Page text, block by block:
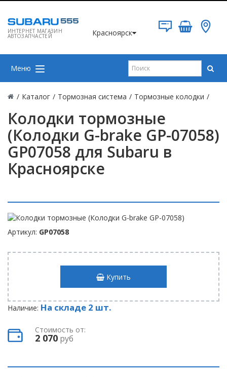
ИНТЕРНЕТ МАГАЗИН
АВТОЗАПЧАСТЕЙ Красноярск
Меню
/ Каталог / Тормозная система / Тормозные колодки /
Колодки тормозные
(Колодки G-brake GP-07058)
GP07058 для Subaru в
Красноярске
Артикул: GP07058
Купить
Наличие: На складе 2 шт.
Стоимость от:
2 070 руб